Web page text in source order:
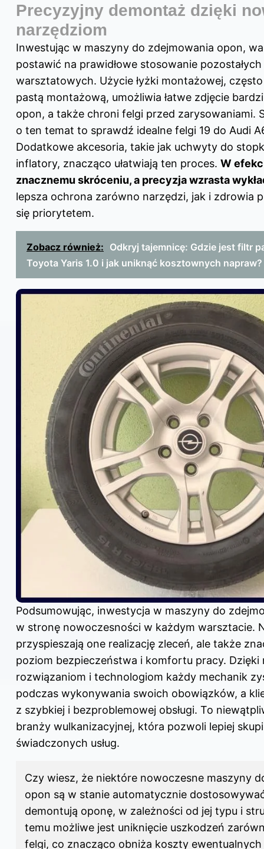
Precyzyjny demontaż dzięki
narzędziom
Inwestując w maszyny do zdejmowania opon,
postawić na prawidłowe stosowanie
warsztatowych. Użycie łyżki montażowej, często
pastą montażową, umożliwia łatwe zdjęcie
opon, a także chroni felgi przed zarysowaniami.
o ten temat to sprawdź idealne felgi 19 do Audi
Dodatkowe akcesoria, takie jak uchwyty do
inflatory, znacząco ułatwiają ten proces. W
znacznemu skróceniu, a precyzja wzrasta
lepsza ochrona zarówno narzędzi, jak i zdrowia
się priorytetem.
Zobacz również: Odkryj tajemnicę: Gdzie jest filtr
Toyota Yaris 1.0 i jak uniknąć kosztownych napraw?
Podsumowując, inwestycja w maszyny do
w stronę nowoczesności w każdym warsztacie.
przyspieszają one realizację zleceń, ale także
poziom bezpieczeństwa i komfortu pracy. Dzięki
rozwiązaniom i technologiom każdy mechanik
podczas wykonywania swoich obowiązków, a
z szybkiej i bezproblemowej obsługi. To
branży wulkanizacyjnej, która pozwoli lepiej
świadczonych usług.
Czy wiesz, że niektóre nowoczesne maszyny
opon są w stanie automatycznie dostosowywać
demontują oponę, w zależności od jej typu i
temu możliwe jest uniknięcie uszkodzeń
felgi, co znacząco obniża koszty ewentualnych